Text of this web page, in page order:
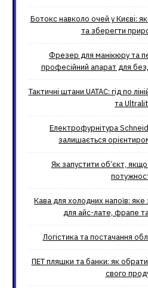
Ботокс навколо очей у Києві:
та зберегти
Фрезер для манікюру та
професійний апарат для
Тактичні штани UATAC: гід по
та
Електрофурнітура
залишається
Як запустити об’єкт,
Кава для холодних напоїв:
для айс-лате, фрапе
Логістика та постачання
ПЕТ пляшки та банки: як
свого